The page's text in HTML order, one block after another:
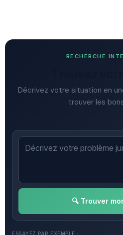
RECHERCHE
Décrivez votre situation en
trouver les
🔍 Trouver
ESSAYEZ PAR EXEMPLE :